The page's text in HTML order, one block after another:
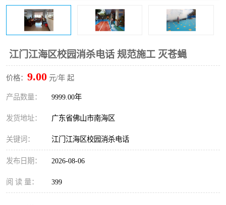
江门江海区校园消杀电话 规范施工 灭苍蝇
价格： 9.00 元/年 起
产品数量： 9999.00年
发货地址： 广东省佛山市南海区
关键词： 江门江海区校园消杀电话
发布日期： 2026-08-06
阅 读 量： 399